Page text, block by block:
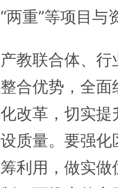
两重”等项目与
联合体、行
合优势，全
改革，切实
质量。要强
利用，做实